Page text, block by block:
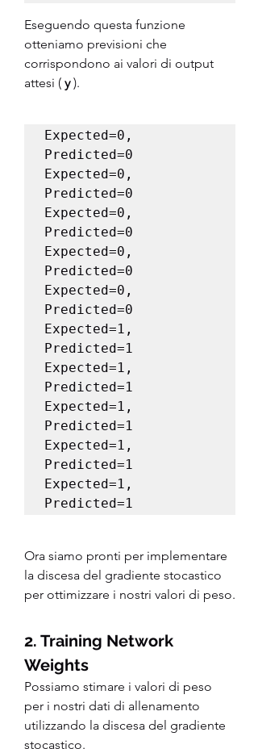
Eseguendo questa funzione
otteniamo previsioni che
corrispondono ai valori di output
attesi ( y ).
Expected=0,
Predicted=0
Expected=0,
Predicted=0
Expected=0,
Predicted=0
Expected=0,
Predicted=0
Expected=0,
Predicted=0
Expected=1,
Predicted=1
Expected=1,
Predicted=1
Expected=1,
Predicted=1
Expected=1,
Predicted=1
Expected=1,
Predicted=1
Ora siamo pronti per implementare
la discesa del gradiente stocastico
per ottimizzare i nostri valori di peso.
2. Training Network
Weights
Possiamo stimare i valori di peso
per i nostri dati di allenamento
utilizzando la discesa del gradiente
stocastico.